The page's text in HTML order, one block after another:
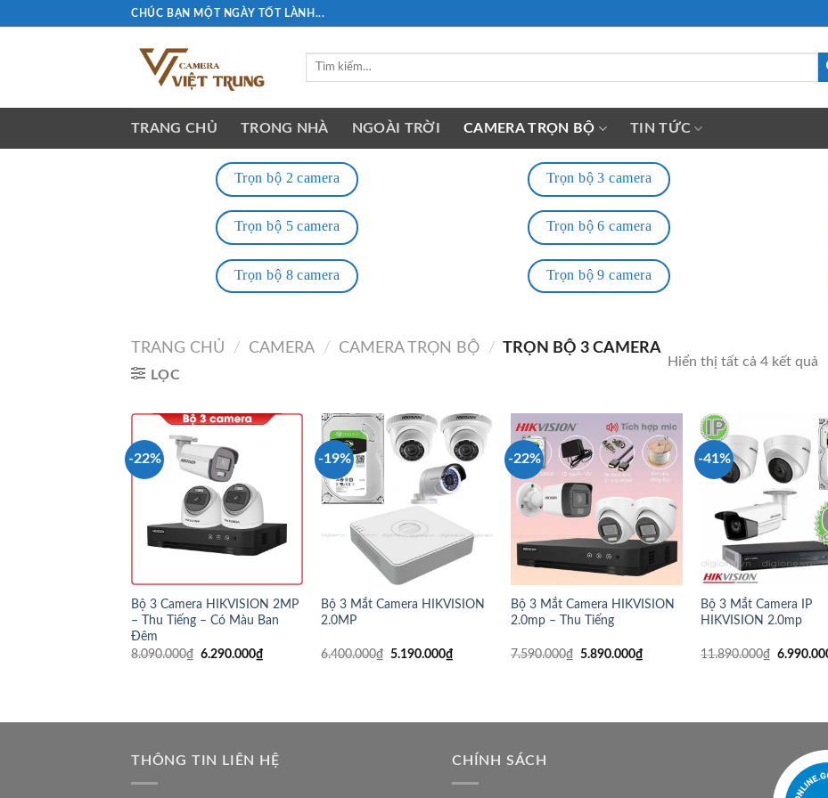
CHÚC BẠN MỘT NGÀY TỐT LÀNH...
Tìm
TRANG CHỦ TRONG NHÀ NGOÀI TRỜI CAMERA TRỌN BỘ TIN TỨC
Trọn bộ 2 camera Trọn bộ 3 camera
Trọn bộ 5 camera Trọn bộ 6 camera
Trọn bộ 8 camera Trọn bộ 9 camera
TRANG CHỦ / CAMERA / CAMERA TRỌN BỘ / TRỌN BỘ 3 CAMERA
LỌC
Hiển thị tất cả 4 kết quả
-22%
Bộ 3 Camera HIKVISION 2MP
– Thu Tiếng – Có Màu Ban
Đêm
8.090.000₫ 6.290.000₫
-19%
Bộ 3 Mắt Camera HIKVISION
2.0MP
6.400.000₫ 5.190.000₫
-22%
Bộ 3 Mắt Camera HIKVISION
2.0mp – Thu Tiếng
7.590.000₫ 5.890.000₫
-41%
Bộ 3 Mắt Camera IP
HIKVISION 2.0mp
11.890.000₫
THÔNG TIN LIÊN HỆ CHÍNH SÁCH